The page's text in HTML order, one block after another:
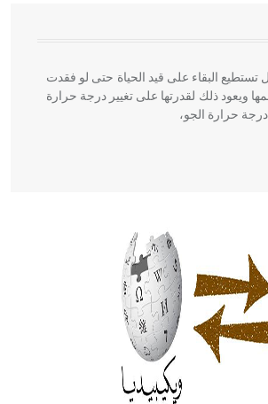
تستطيع البقاء على قيد الحياة حتى لو فقدت
ويعود ذلك لقدرتها على تغيير درجة حرارة
درجة حرارة الجو،
التغذية، ورسالته في جروح الرأس. ويعود
الطب من الدين والفلسفة.
إفراز حيواني يتكون في البحر ويتركب
الكلسيوم، وهو أحمر أو شديد الحمرة وهو
بكبر الحجم ويسمى الش